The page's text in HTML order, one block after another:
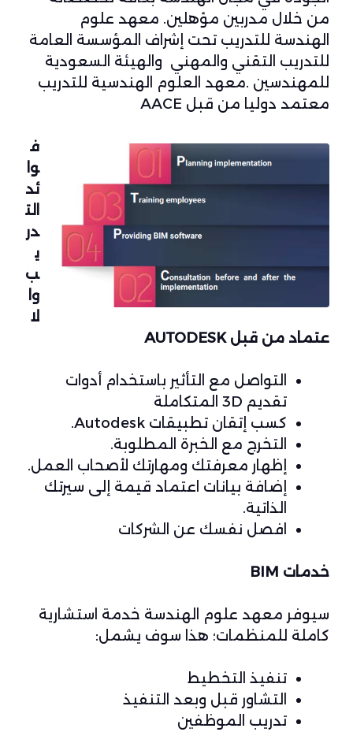
من خلال مدربين مؤهلين. معهد علوم
الهندسة للتدريب تحت إشراف المؤسسة العامة
للتدريب التقني والمهني والهيئة السعودية
للمهندسين .معهد العلوم الهندسية للتدريب
معتمد دوليا من قبل AACE
ف
وا
ئد
الت
در
ي
ب
وا
لا
عتماد من قبل AUTODESK
التواصل مع التأثير باستخدام أدوات
تقديم 3D المتكاملة
كسب إتقان تطبيقات Autodesk.
التخرج مع الخبرة المطلوبة.
إظهار معرفتك ومهارتك لأصحاب العمل.
إضافة بيانات اعتماد قيمة إلى سيرتك
الذاتية.
افصل نفسك عن الشركات
خدمات BIM
سيوفر معهد علوم الهندسة خدمة استشارية
كاملة للمنظمات؛ هذا سوف يشمل:
تنفيذ التخطيط
التشاور قبل وبعد التنفيذ
تدريب الموظفين